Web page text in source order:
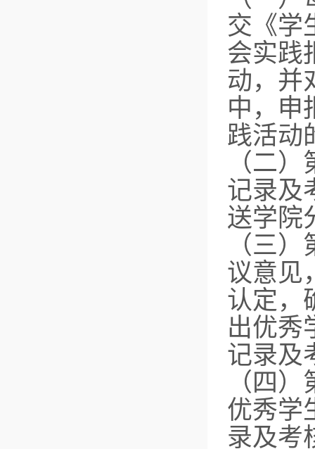
交《学
会实践
动，并
中，申
践活动
（二
记录及
送学院
（三
议意见
认定，
出优秀
记录及
（四
优秀学
录及考